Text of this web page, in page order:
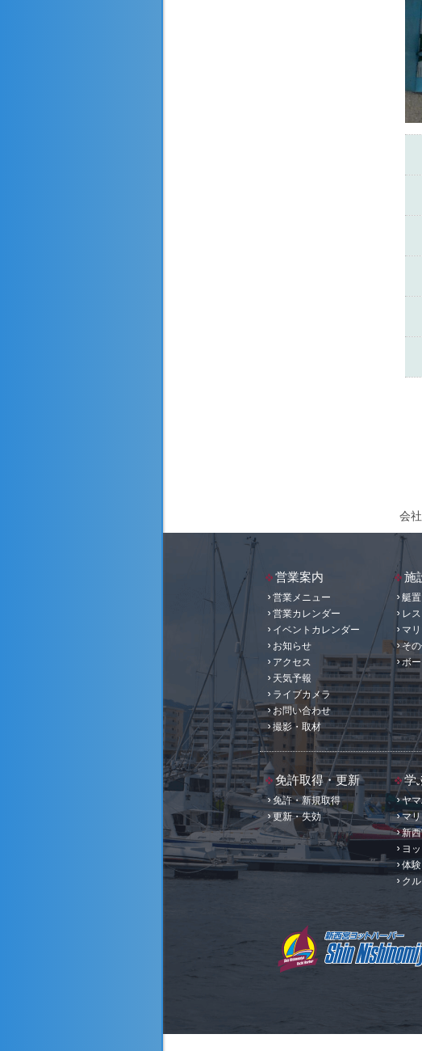
会
営業案内
営業メニュー
営業カレンダー
イベントカレンダー
お知らせ
アクセス
天気予報
ライブカメラ
お問い合わせ
撮影・取材
施
艇
レ
マ
そ
ボ
免許取得・更新
免許・新規取得
更新・失効
学
ヤ
マ
新
ヨ
体
ク